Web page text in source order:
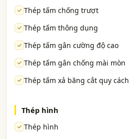
Thép tấm chống trượt
Thép tấm thông dụng
Thép tấm gân cường độ cao
Thép tấm gân chống mài mòn
Thép tấm xả băng cắt quy cách
Thép hình
Thép hình